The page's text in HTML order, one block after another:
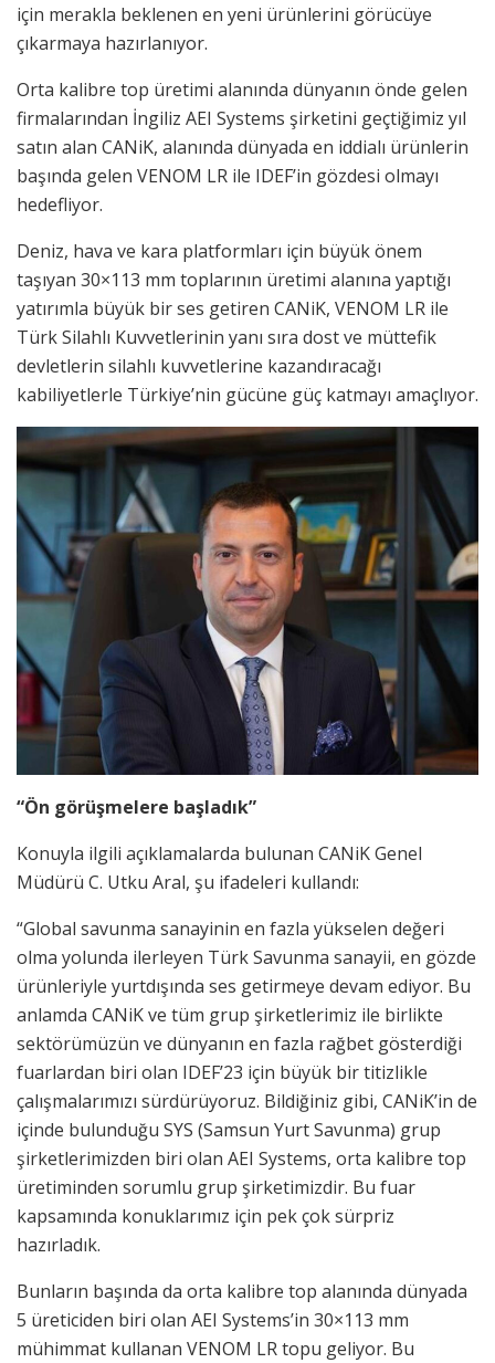
için merakla beklenen en yeni ürünlerini görücüye
çıkarmaya hazırlanıyor.
Orta kalibre top üretimi alanında dünyanın önde gelen
firmalarından İngiliz AEI Systems şirketini geçtiğimiz yıl
satın alan CANiK, alanında dünyada en iddialı ürünlerin
başında gelen VENOM LR ile IDEF’in gözdesi olmayı
hedefliyor.
Deniz, hava ve kara platformları için büyük önem
taşıyan 30×113 mm toplarının üretimi alanına yaptığı
yatırımla büyük bir ses getiren CANiK, VENOM LR ile
Türk Silahlı Kuvvetlerinin yanı sıra dost ve müttefik
devletlerin silahlı kuvvetlerine kazandıracağı
kabiliyetlerle Türkiye’nin gücüne güç katmayı amaçlıyor.
“Ön görüşmelere başladık”
Konuyla ilgili açıklamalarda bulunan CANiK Genel
Müdürü C. Utku Aral, şu ifadeleri kullandı:
“Global savunma sanayinin en fazla yükselen değeri
olma yolunda ilerleyen Türk Savunma sanayii, en gözde
ürünleriyle yurtdışında ses getirmeye devam ediyor. Bu
anlamda CANiK ve tüm grup şirketlerimiz ile birlikte
sektörümüzün ve dünyanın en fazla rağbet gösterdiği
fuarlardan biri olan IDEF’23 için büyük bir titizlikle
çalışmalarımızı sürdürüyoruz. Bildiğiniz gibi, CANiK’in de
içinde bulunduğu SYS (Samsun Yurt Savunma) grup
şirketlerimizden biri olan AEI Systems, orta kalibre top
üretiminden sorumlu grup şirketimizdir. Bu fuar
kapsamında konuklarımız için pek çok sürpriz
hazırladık.
Bunların başında da orta kalibre top alanında dünyada
5 üreticiden biri olan AEI Systems’in 30×113 mm
mühimmat kullanan VENOM LR topu geliyor. Bu